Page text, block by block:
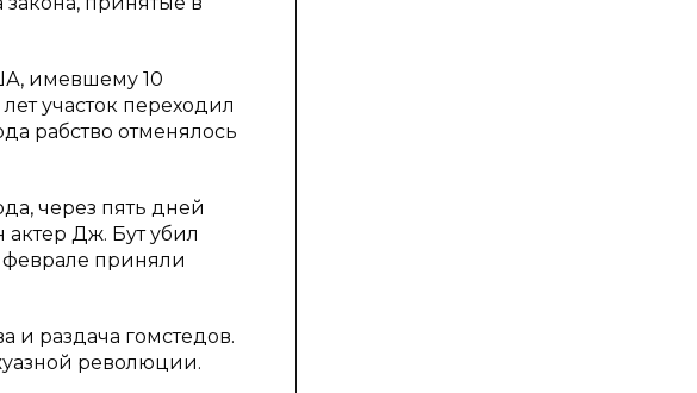
имевшему 10
участок переходил
рабство отменялось
через пять дней
Дж. Бут убил
феврале приняли
и раздача гомстедов.
революции.